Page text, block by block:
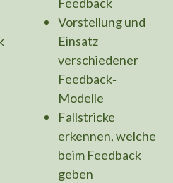
Vorstellung und
Einsatz
verschiedener
Feedback‐
Modelle
Fallstricke
erkennen, welche
beim Feedback
geben